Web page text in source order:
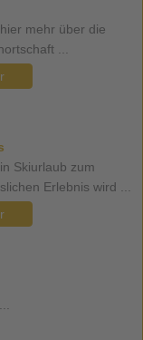
mehr über die
...
Skiurlaub zum
Erlebnis wird ...